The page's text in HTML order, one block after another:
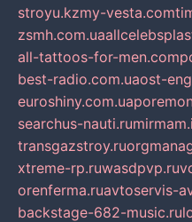
stroyu.kzmy-vesta.com
zsmh.com.ua
all-tattoos-for-men.com
best-radio.com.uaost-
euroshiny.com.ua
searchus-nauti.ru
transgazstroy.ru
xtreme-rp.ruwasdpvp.ru
orenferma.ruavtoservis-
backstage-682-music.ru